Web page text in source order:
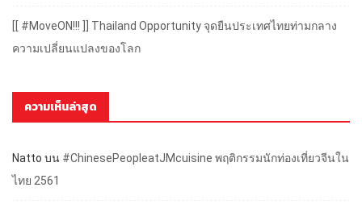
[[ #MoveON!!! ]] Thailand Opportunity จุดยืนประเทศไทยท่ามกลาง
ความเปลี่ยนแปลงของโลก
ความเห็นล่าสุด
Natto บน #ChinesePeopleatJMcuisine พฤติกรรมนักท่องเที่ยวจีนใน
ไทย 2561